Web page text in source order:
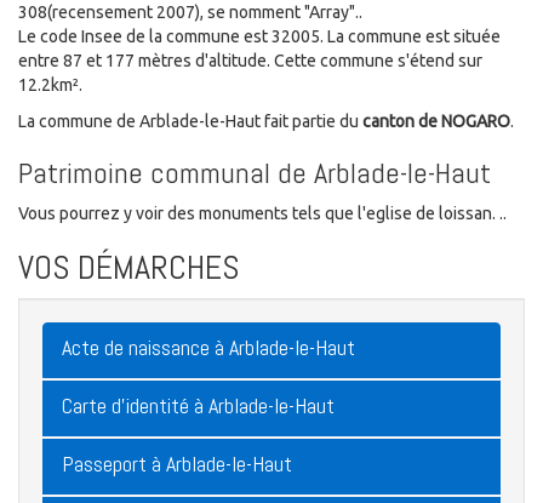
308(recensement 2007), se nomment "Array"..
Le code Insee de la commune est 32005. La commune est située
entre 87 et 177 mètres d'altitude. Cette commune s'étend sur
12.2km².
La commune de Arblade-le-Haut fait partie du canton de NOGARO.
Patrimoine communal de Arblade-le-Haut
Vous pourrez y voir des monuments tels que l'eglise de loissan. ..
VOS DÉMARCHES
Acte de naissance à Arblade-le-Haut
Carte d'identité à Arblade-le-Haut
Passeport à Arblade-le-Haut